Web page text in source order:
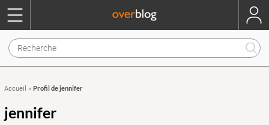
Accueil » Profil de jennifer
jennifer